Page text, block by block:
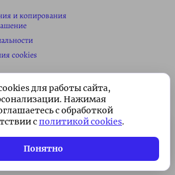
и копирования
cookies
Павла Сайка
для работы сайта,
Нажимая
с обработкой
сполитикой cookies.
Понятно